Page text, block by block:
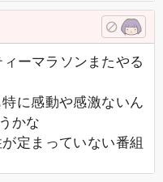
ーマラソンまたやる
に感動や感激ないん
かな
定まっていない番組